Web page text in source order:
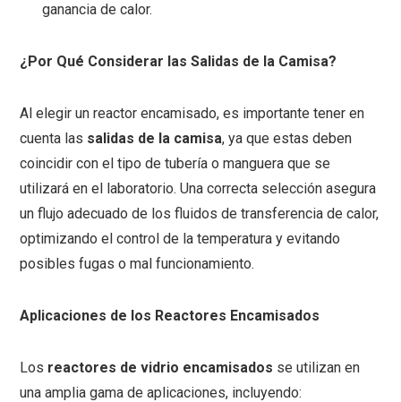
ganancia de calor.
¿Por Qué Considerar las Salidas de la Camisa?
Al elegir un reactor encamisado, es importante tener en
cuenta las salidas de la camisa, ya que estas deben
coincidir con el tipo de tubería o manguera que se
utilizará en el laboratorio. Una correcta selección asegura
un flujo adecuado de los fluidos de transferencia de calor,
optimizando el control de la temperatura y evitando
posibles fugas o mal funcionamiento.
Aplicaciones de los Reactores Encamisados
Los reactores de vidrio encamisados se utilizan en
una amplia gama de aplicaciones, incluyendo: